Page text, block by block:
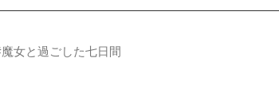
魔女と過ごした七日間